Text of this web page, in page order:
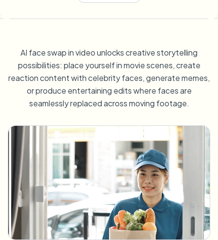
화면 녹화 블러
GDPR 준수 블러
거리 인터뷰 블러
게임 및 스트림 블러
무엇이든 블러
AI Video Object Remover
얼굴 익명화
음성 익명화 도구
얼굴 교체 - 이미지
얼굴 교체 - 동영상
미디어 및 엔터테인먼트
소매 및 전자상거래
매장 및 창고 영상
의료
클리닉 및 환자 대면 비디오 거버넌스
공공 부문
대량 얼굴 익명화
대량 배치, 보존 및 SLA
대량 번호판 블러
차량, 블랙박스 및 주차장 대규모 처리
대량 얼굴 블러
고처리량 파이프라인
Whitepapers
도구
카테고리
Choose language
AI face swap in video unlocks creative storytelling
possibilities: place yourself in movie scenes, create
reaction content with celebrity faces, generate memes,
or produce entertaining edits where faces are
seamlessly replaced across moving footage.